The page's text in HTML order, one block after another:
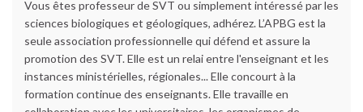
Vous êtes professeur de SVT ou simplement intéressé par les
sciences biologiques et géologiques, adhérez. L’APBG est la
seule association professionnelle qui défend et assure la
promotion des SVT. Elle est un relai entre l'enseignant et les
instances ministérielles, régionales... Elle concourt à la
formation continue des enseignants. Elle travaille en